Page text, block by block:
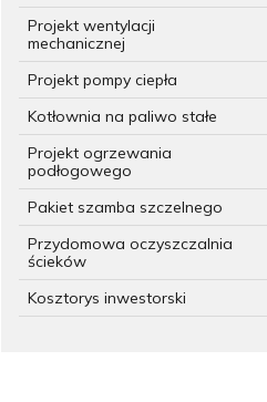
Projekt wentylacji
mechanicznej
Projekt pompy ciepła
Kotłownia na paliwo stałe
Projekt ogrzewania
podłogowego
Pakiet szamba szczelnego
Przydomowa oczyszczalnia
ścieków
Kosztorys inwestorski